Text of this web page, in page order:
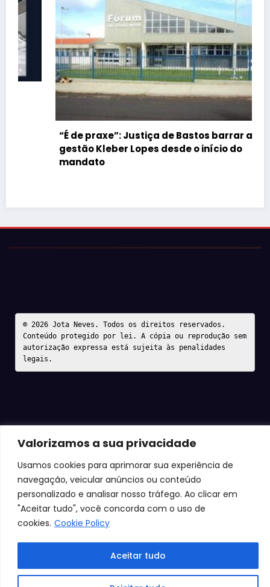
Valorizamos a sua privacidade
Usamos cookies para aprimorar sua experiência de
navegação, veicular anúncios ou conteúdo
personalizado e analisar nosso tráfego. Ao clicar em
"Aceitar tudo", você concorda com o uso de
cookies. Cookie Policy
Aceitar tudo
“É de praxe”: Justiça de Bastos barrar atos da
gestão Kleber Lopes desde o início do
mandato
© 2026 Jota Neves. Todos os direitos reservados.
Conteúdo protegido por lei. A cópia ou reprodução sem
autorização expressa está sujeita às penalidades
legais.